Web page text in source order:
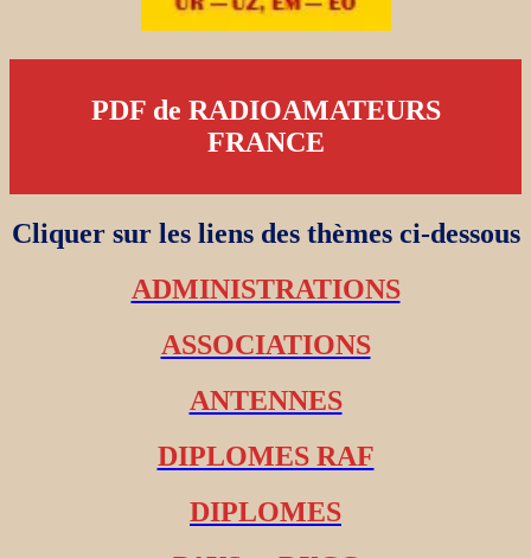
PDF de RADIOAMATEURS
FRANCE
Cliquer sur les liens des thèmes ci-dessous
ADMINISTRATIONS
ASSOCIATIONS
ANTENNES
DIPLOMES RAF
DIPLOMES